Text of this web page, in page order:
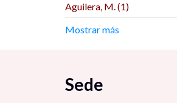
Centro de Investigación y
Económicas (3)
Centro de Investigaciones
en Humanidades (CIIH) (2)
Aguilera, M. (1)
Aguirre Lora, M. E. (1)
Alain Basail Rodríguez (17)
Mostrar más
Sede